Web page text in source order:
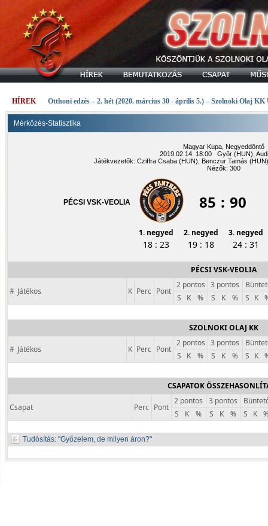
HÍREK Otthoni edzés – 2. hét (2020. március 30 - április 5.) – Szolnoki Olaj KK
Mérkőzés-Statisztika
Magyar Kupa, Negyeddöntő
2019.02.14. 18:00 Győr (HUN),
Játékvezetők: Cziffra Csaba (HUN), Benczur Tamás
Nézők: 300
PÉCSI VSK-VEOLIA 85 : 90
1. negyed 2. negyed 3. negyed
18 : 23 19 : 18 24 : 31
PÉCSI VSK-VEOLIA
# Játékos K Perc Pont
2 pontos 3 pontos
S
K % S K % S K
SZOLNOKI OLAJ KK
# Játékos K Perc Pont
2 pontos 3 pontos
S
K % S K % S K
CSAPATOK
Csapat Perc Pont
2 pontos 3 pontos
S
K % S K % S K
Tudósítás: Győzelem, de milyen áron?